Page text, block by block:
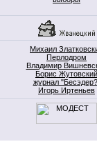
Михаил
Перлодром
Владимир
Борис Жутовский
журнал
Игорь Иртеньев